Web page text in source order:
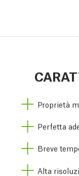
Proprietà
Perfetta
Breve
Alta